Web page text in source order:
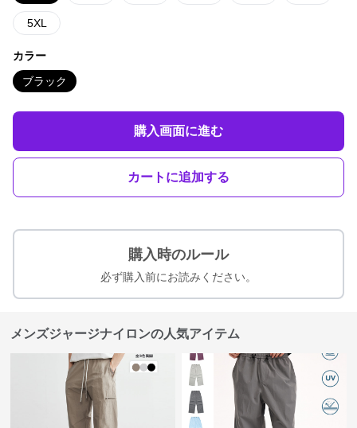
5XL
カラー
ブラック
購入画面に進む
カートに追加する
購入時のルール
必ず購入前にお読みください。
メンズジャージナイロンの人気アイテム